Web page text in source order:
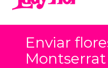
Enviar